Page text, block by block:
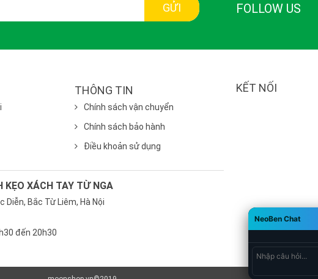
GỬI FOLLOW US
KẾT NỐI
THÔNG TIN
Chính sách vận chuyển
Chính sách bảo hành
Điều khoản sử dụng
KẸO XÁCH TAY TỪ NGA
Diễn, Bắc Từ Liêm, Hà Nội
đến 20h30
NeoBen Chat